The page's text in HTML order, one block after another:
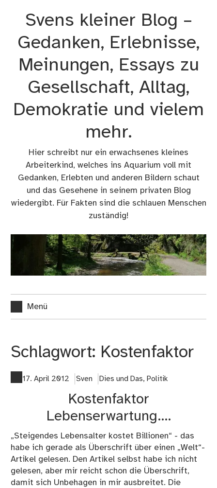
Svens kleiner Blog –
Gedanken, Erlebnisse,
Meinungen, Essays zu
Gesellschaft, Alltag,
Demokratie und vielem
mehr.
Hier schreibt nur ein erwachsenes kleines
Arbeiterkind, welches ins Aquarium voll mit
Gedanken, Erlebten und anderen Bildern schaut
und das Gesehene in seinem privaten Blog
wiedergibt. Für Fakten sind die schlauen Menschen
zuständig!
Menü
Schlagwort: Kostenfaktor
17. April 2012 Sven Dies und Das, Politik
Kostenfaktor
Lebenserwartung….
„Steigendes Lebensalter kostet Billionen“ - das
habe ich gerade als Überschrift über einen „Welt“-
Artikel gelesen. Den Artikel selbst habe ich nicht
gelesen, aber mir reicht schon die Überschrift,
damit sich Unbehagen in mir ausbreitet. Die